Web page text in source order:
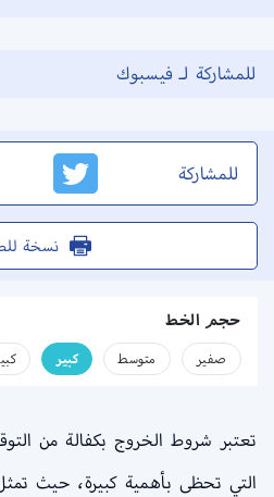
للمشاركة لـ فيسبوك
للمشاركة
نسخة
حجم الخط
صفير متوسط كبير
تعتبر شروط الخروج بكفالة من
التي تحظى بأهمية كبيرة، حيث